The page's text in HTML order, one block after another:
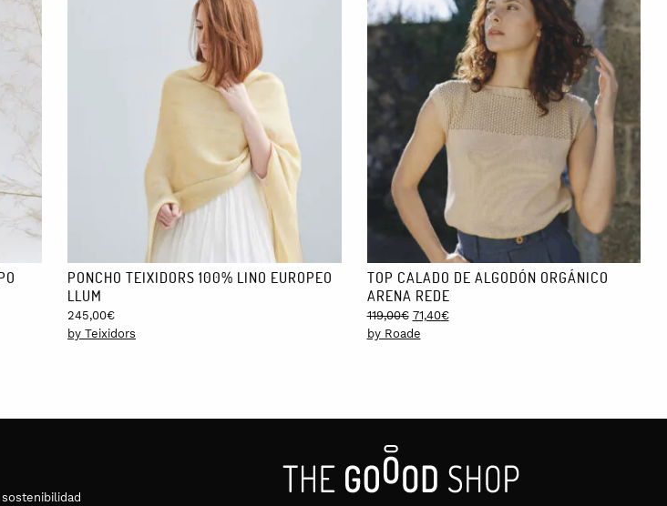
unas 24 horas en prepararse y se entrega entre 3 y 14 días después. Te avisaremos una vez hagas tu
PONCHO TEIXIDORS 100% LINO EUROPEO
LLUM
245,00€
by Teixidors
TOP CALADO DE ALGODÓN ORGÁNICO
ARENA REDE
119,00€ Original
price
71,40€Current
by Roade